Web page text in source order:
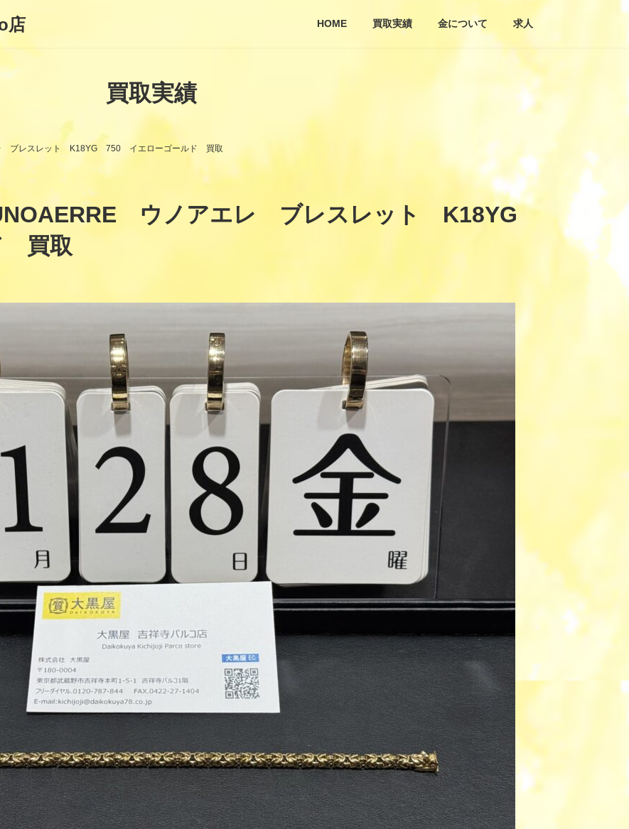
店 HOME 買取実績 金について 求人
買取実績
ブレスレット K18YG 750 イエローゴールド 買取
ウノアエレ ブレスレット K18YG
買取